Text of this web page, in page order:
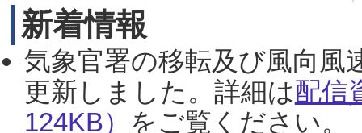
新着情報
気象官署の移転及び風向風
更新しました。詳細は配信
124KB） をご覧ください。